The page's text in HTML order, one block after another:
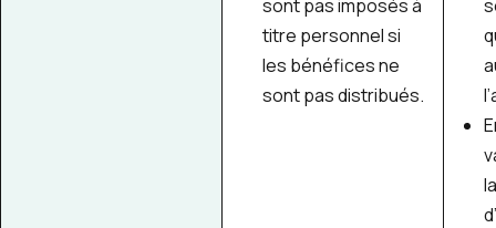
sont pas imposés à
titre personnel si
les bénéfices ne
sont pas distribués.